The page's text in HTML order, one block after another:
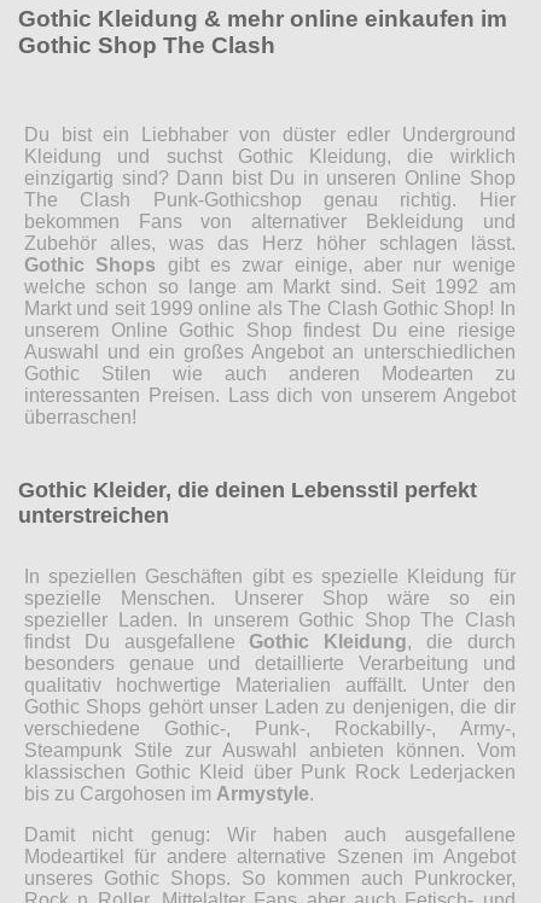
Gothic Kleidung & mehr online einkaufen im
Gothic Shop The Clash
Du bist ein Liebhaber von düster edler Underground
Kleidung und suchst Gothic Kleidung, die wirklich
einzigartig sind? Dann bist Du in unseren Online Shop
The Clash Punk-Gothicshop genau richtig. Hier
bekommen Fans von alternativer Bekleidung und
Zubehör alles, was das Herz höher schlagen lässt.
Gothic Shops gibt es zwar einige, aber nur wenige
welche schon so lange am Markt sind. Seit 1992 am
Markt und seit 1999 online als The Clash Gothic Shop! In
unserem Online Gothic Shop findest Du eine riesige
Auswahl und ein großes Angebot an unterschiedlichen
Gothic Stilen wie auch anderen Modearten zu
interessanten Preisen. Lass dich von unserem Angebot
überraschen!
Gothic Kleider, die deinen Lebensstil perfekt
unterstreichen
In speziellen Geschäften gibt es spezielle Kleidung für
spezielle Menschen. Unserer Shop wäre so ein
spezieller Laden. In unserem Gothic Shop The Clash
findst Du ausgefallene Gothic Kleidung, die durch
besonders genaue und detaillierte Verarbeitung und
qualitativ hochwertige Materialien auffällt. Unter den
Gothic Shops gehört unser Laden zu denjenigen, die dir
verschiedene Gothic-, Punk-, Rockabilly-, Army-,
Steampunk Stile zur Auswahl anbieten können. Vom
klassischen Gothic Kleid über Punk Rock Lederjacken
bis zu Cargohosen im Armystyle.
Damit nicht genug: Wir haben auch ausgefallene
Modeartikel für andere alternative Szenen im Angebot
unseres Gothic Shops. So kommen auch Punkrocker,